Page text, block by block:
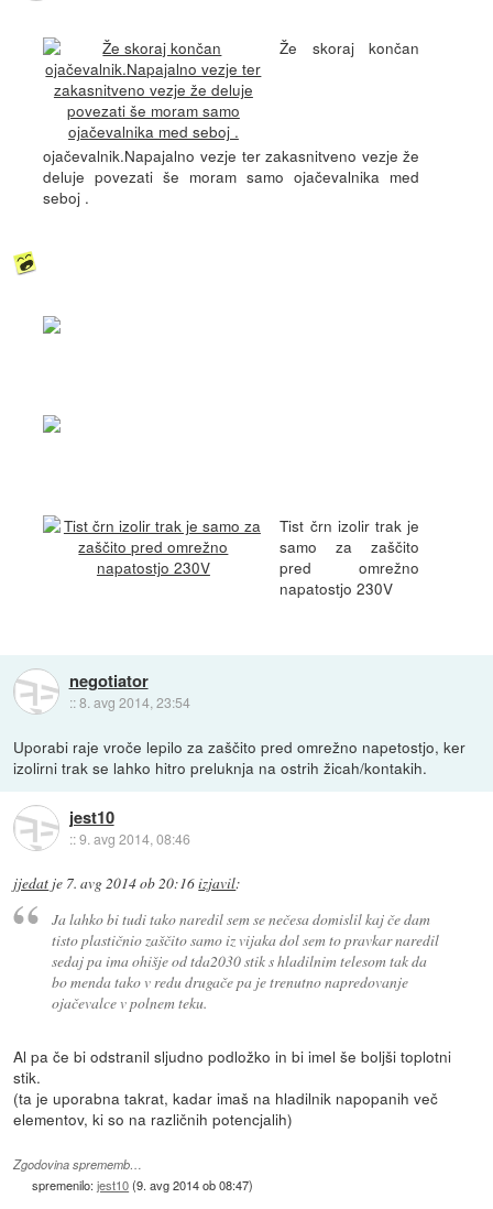
Že skoraj končan
ojačevalnik.Napajalno vezje ter zakasnitveno vezje že
deluje povezati še moram samo ojačevalnika med
seboj .
Tist črn izolir trak je
samo za zaščito
pred omrežno
napatostjo 230V
negotiator
::8. avg 2014, 23:54
Uporabi raje vroče lepilo za zaščito pred omrežno napetostjo, ker
izolirni trak se lahko hitro preluknja na ostrih žicah/kontakih.
jest10
::9. avg 2014, 08:46
jjedat je 7. avg 2014 ob 20:16izjavil:
Ja lahko bi tudi tako naredil sem se nečesa domislil kaj če dam
tisto plastičnio zaščito samo iz vijaka dol sem to pravkar naredil
sedaj pa ima ohišje od tda2030 stik s hladilnim telesom tak da
bo menda tako v redu drugače pa je trenutno napredovanje
ojačevalce v polnem teku.
Al pa če bi odstranil sljudno podložko in bi imel še boljši toplotni
stik.
(ta je uporabna takrat, kadar imaš na hladilnik napopanih več
elementov, ki so na različnih potencjalih)
Zgodovina sprememb…
spremenilo:jest10(9. avg 2014 ob 08:47)